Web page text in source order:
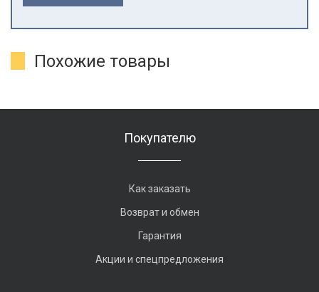
Похожие товары
Покупателю
Как заказать
Возврат и обмен
Гарантия
Акции и спецпредложения